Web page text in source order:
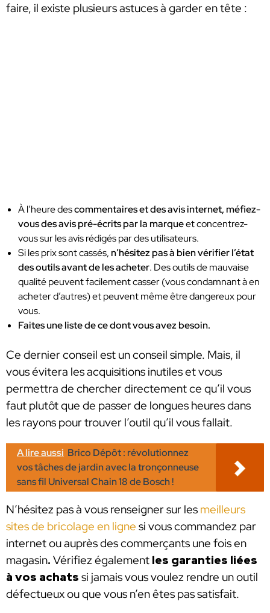
faire, il existe plusieurs astuces à garder en tête :
À l’heure descommentaires et des avis internet, méfiez-
vous des avis pré-écrits par la marqueet concentrez-
vous sur les avis rédigés par des utilisateurs.
Si les prix sont cassés, n’hésitez pas à bien vérifier l’état
des outils avant de les acheter. Des outils de mauvaise
qualité peuvent facilement casser (vous condamnant à en
acheter d’autres) et peuvent même être dangereux pour
vous.
Faites une liste de ce dont vous avez besoin.
Ce dernier conseil est un conseil simple. Mais, il
vous évitera les acquisitions inutiles et vous
permettra de chercher directement ce qu’il vous
faut plutôt que de passer de longues heures dans
les rayons pour trouver l’outil qu’il vous fallait.
A lire aussi Brico Dépôt : révolutionnez
vos tâches de jardin avec la tronçonneuse
sans fil Universal Chain 18 de Bosch !
N’hésitez pas à vous renseigner sur les meilleurs
sites de bricolage en ligne si vous commandez par
internet ou auprès des commerçants une fois en
magasin. Vérifiez également les garanties liées
à vos achats si jamais vous voulez rendre un outil
défectueux ou que vous n’en êtes pas satisfait.